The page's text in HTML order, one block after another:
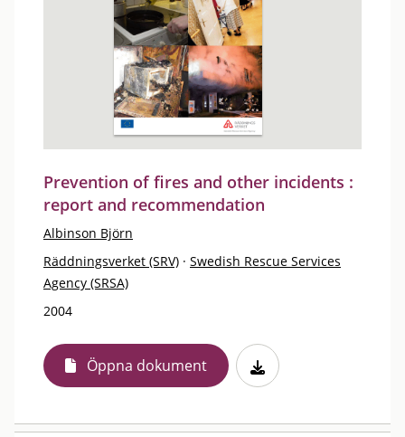
Prevention of fires and other incidents :
report and recommendation
Albinson Björn
Räddningsverket (SRV) · Swedish Rescue Services
Agency (SRSA)
2004
Öppna dokument